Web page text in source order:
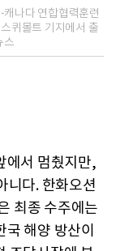
캐나다 연합협력훈련
퀴몰트 기지에서 출
스
에서 멈췄지만,
니다. 한화오션
최종 수주에는
해양 방산이